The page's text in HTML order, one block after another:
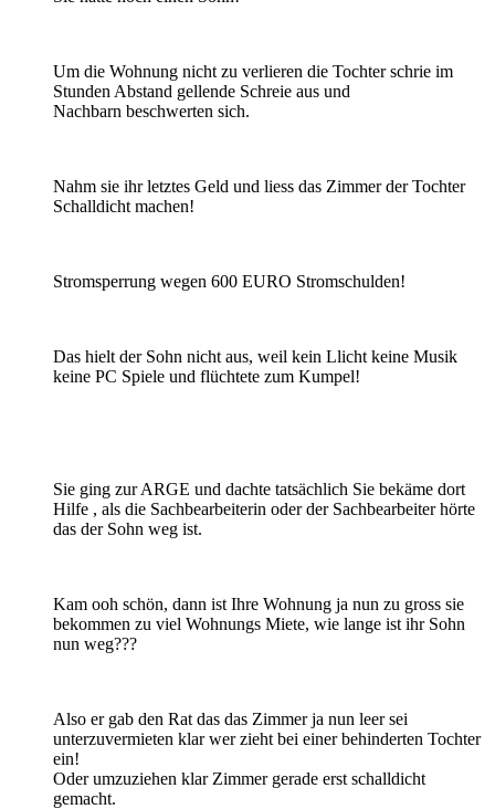
Um die Wohnung nicht zu verlieren die Tochter schrie im
Stunden Abstand gellende Schreie aus und
Nachbarn beschwerten sich.
Nahm sie ihr letztes Geld und liess das Zimmer der Tochter
Schalldicht machen!
Stromsperrung wegen 600 EURO Stromschulden!
Das hielt der Sohn nicht aus, weil kein Llicht keine Musik
keine PC Spiele und flüchtete zum Kumpel!
Sie ging zur ARGE und dachte tatsächlich Sie bekäme dort
Hilfe , als die Sachbearbeiterin oder der Sachbearbeiter hörte
das der Sohn weg ist.
Kam ooh schön, dann ist Ihre Wohnung ja nun zu gross sie
bekommen zu viel Wohnungs Miete, wie lange ist ihr Sohn
nun weg???
Also er gab den Rat das das Zimmer ja nun leer sei
unterzuvermieten klar wer zieht bei einer behinderten Tochter
ein!
Oder umzuziehen klar Zimmer gerade erst schalldicht
gemacht.